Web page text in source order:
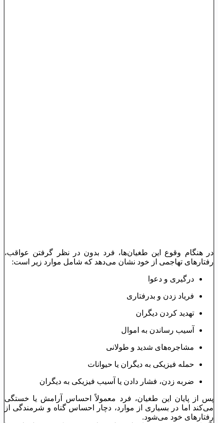
در هنگام وقوع این طغیان‌ها، فرد بدون در نظر گرفتن عواقب،
رفتارهای تهاجمی از خود نشان می‌دهد که شامل موارد زیر است:
درگیری و دعوا
فریاد زدن و بدرفتاری
تهدید کردن دیگران
آسیب رساندن به اموال
مشاجره‌های شدید و طولانی
حمله فیزیکی به دیگران یا حیوانات
ضربه زدن، فشار دادن یا آسیب فیزیکی به دیگران
پس از پایان این طغیان، فرد معمولاً احساس آرامش یا خستگی
می‌کند اما در بسیاری از موارد، دچار احساس گناه و شرمندگی از
رفتارهای خود می‌شود.